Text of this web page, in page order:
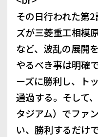
その日行われた第
ズが三菱重工相模
など、波乱の展開
やるべき事は明確
ーズに勝利し、ト
通過する。そして
タジアム）でファ
い、勝利するだけ